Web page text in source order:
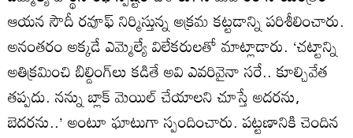
ఆయన సౌదీ రవూఫ్‌ నిర్మిస్తున్న అక్రమ కట్టడాన్ని పరిశీలించారు.
అనంతరం అక్కడే ఎమ్మెల్యే విలేకరులతో మాట్లాడారు. ‘చట్టాన్ని
అతిక్రమించి బిల్డింగ్‌లు కడితే అవి ఎవరివైనా సరే.. కూల్చివేత
తప్పదు. నన్ను బ్లాక్‌ మెయిల్‌ చేయాలని చూస్తే అదరను,
బెదరను..’ అంటూ ఘాటుగా స్పందించారు. పట్టణానికి చెందిన